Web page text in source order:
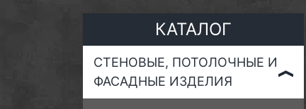
КАТАЛОГ
СТЕНОВЫЕ, ПОТОЛОЧНЫЕ И
ФАСАДНЫЕ ИЗДЕЛИЯ